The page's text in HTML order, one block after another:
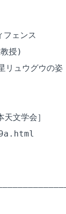
ェンス
授)
ュウグウの姿
文学会］